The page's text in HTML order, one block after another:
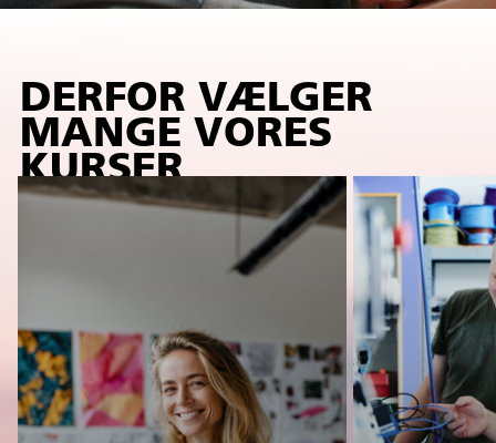
DERFOR VÆLGER
MANGE VORES
KURSER